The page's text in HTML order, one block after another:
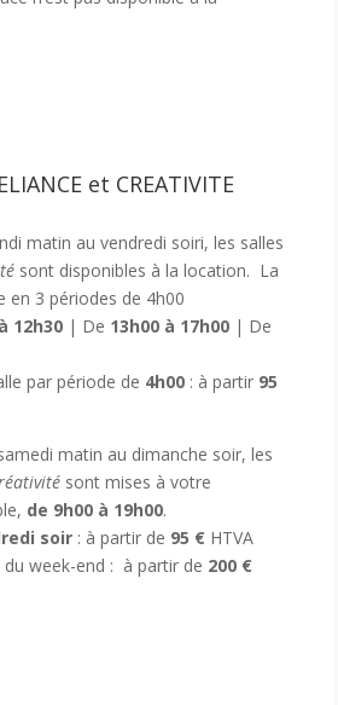
et CREATIVITE
matin au vendredi soiri, les salles
sont disponibles à la location. La
en 3 périodes de 4h00
12h30| De 13h00 à 17h00| De
par période de 4h00: à partir 95
matin au dimanche soir, les
sont mises à votre
de 9h00 à 19h00.
soir: à partir de 95 €HTVA
du week-end : à partir de 200 €